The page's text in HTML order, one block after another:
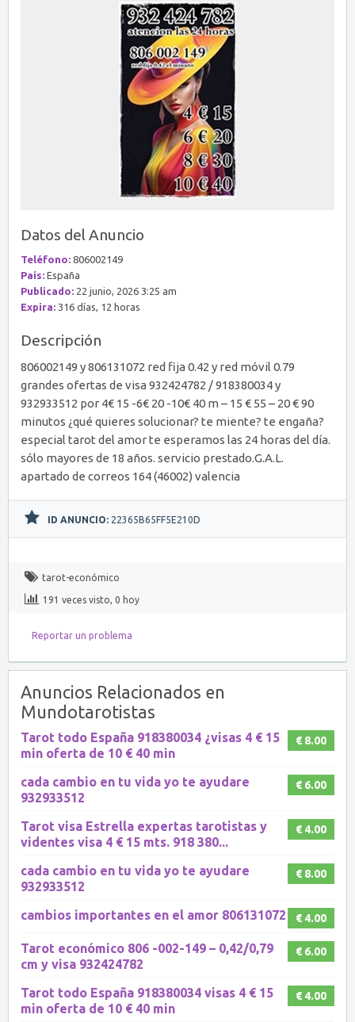
Datos del Anuncio
Teléfono: 806002149
País: España
Publicado: 22 junio, 2026 3:25 am
Expira: 316 días, 12 horas
Descripción
806002149 y 806131072 red fija 0.42 y red móvil 0.79
grandes ofertas de visa 932424782 / 918380034 y
932933512 por 4€ 15 -6€ 20 -10€ 40 m – 15 € 55 – 20 € 90
minutos ¿qué quieres solucionar? te miente? te engaña?
especial tarot del amor te esperamos las 24 horas del día.
sólo mayores de 18 años. servicio prestado.G.A.L.
apartado de correos 164 (46002) valencia
ID ANUNCIO: 22365B65FF5E210D
tarot-económico
191 veces visto, 0 hoy
Reportar un problema
Anuncios Relacionados en
Mundotarotistas
€ 8.00
Tarot todo España 918380034 ¿visas 4 € 15
min oferta de 10 € 40 min
€ 6.00
cada cambio en tu vida yo te ayudare
932933512
€ 4.00
Tarot visa Estrella expertas tarotistas y
videntes visa 4 € 15 mts. 918 380...
€ 8.00
cada cambio en tu vida yo te ayudare
932933512
€ 4.00
cambios importantes en el amor 806131072
€ 6.00
Tarot económico 806 -002-149 – 0,42/0,79
cm y visa 932424782
€ 4.00
Tarot todo España 918380034 visas 4 € 15
min oferta de 10 € 40 min